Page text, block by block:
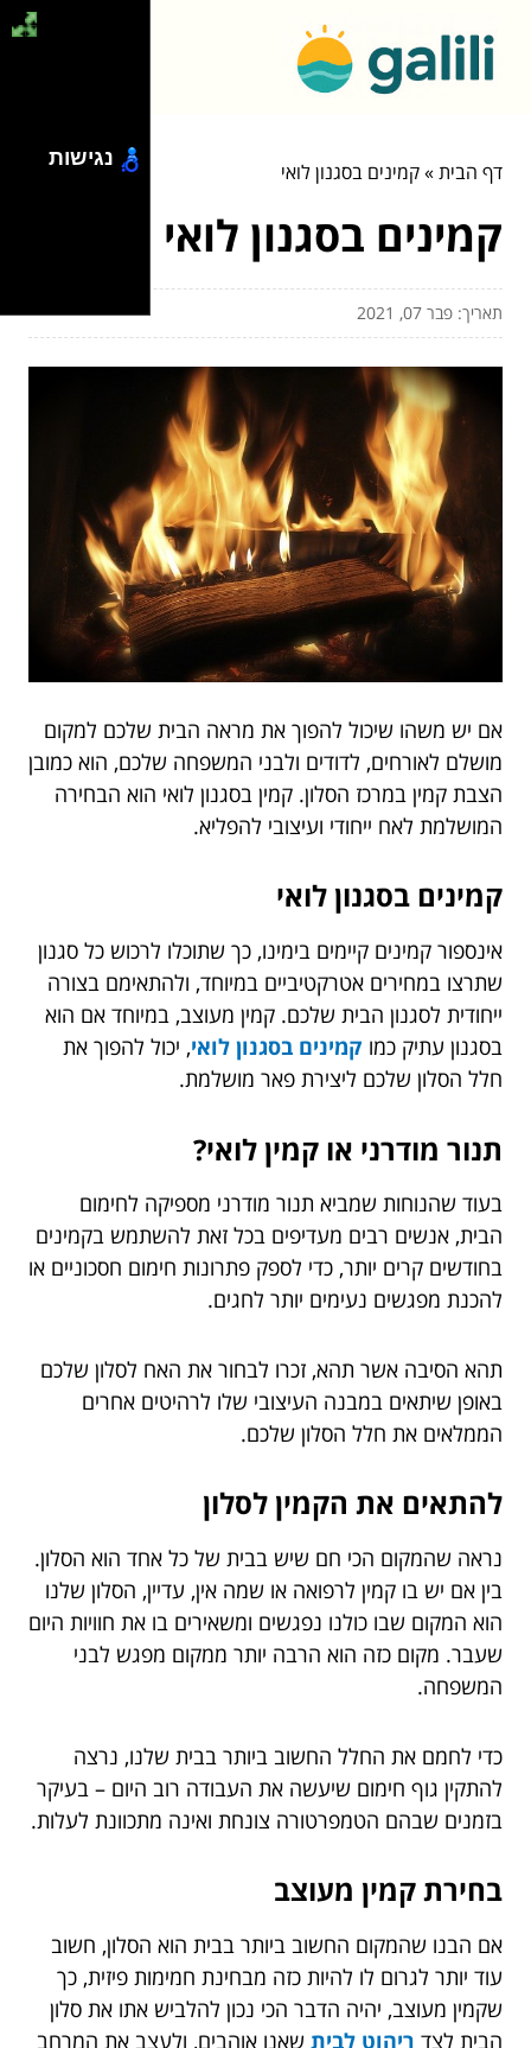
דף הבית»קמינים בסגנון לואי
קמינים בסגנון לואי
תאריך: פבר 07, 2021
אם יש משהו שיכול להפוך את מראה הבית שלכם למקום
מושלם לאורחים, לדודים ולבני המשפחה שלכם, הוא כמובן
הצבת קמין במרכז הסלון. קמין בסגנון לואי הוא הבחירה
המושלמת לאח ייחודי ועיצובי להפליא.
קמינים בסגנון לואי
אינספור קמינים קיימים בימינו, כך שתוכלו לרכוש כל סגנון
שתרצו במחירים אטרקטיביים במיוחד, ולהתאימם בצורה
ייחודית לסגנון הבית שלכם. קמין מעוצב, במיוחד אם הוא
בסגנון עתיק כמו קמינים בסגנון לואי, יכול להפוך את
חלל הסלון שלכם ליצירת פאר מושלמת.
תנור מודרני או קמין לואי?
בעוד שהנוחות שמביא תנור מודרני מספיקה לחימום
הבית, אנשים רבים מעדיפים בכל זאת להשתמש בקמינים
בחודשים קרים יותר, כדי לספק פתרונות חימום חסכוניים או
להכנת מפגשים נעימים יותר לחגים.
תהא הסיבה אשר תהא, זכרו לבחור את האח לסלון שלכם
באופן שיתאים במבנה העיצובי שלו לרהיטים אחרים
הממלאים את חלל הסלון שלכם.
להתאים את הקמין לסלון
נראה שהמקום הכי חם שיש בבית של כל אחד הוא הסלון.
בין אם יש בו קמין לרפואה או שמה אין, עדיין, הסלון שלנו
הוא המקום שבו כולנו נפגשים ומשאירים בו את חוויות היום
שעבר. מקום כזה הוא הרבה יותר ממקום מפגש לבני
המשפחה.
כדי לחמם את החלל החשוב ביותר בבית שלנו, נרצה
להתקין גוף חימום שיעשה את העבודה רוב היום – בעיקר
בזמנים שבהם הטמפרטורה צונחת ואינה מתכוונת לעלות.
בחירת קמין מעוצב
אם הבנו שהמקום החשוב ביותר בבית הוא הסלון, חשוב
עוד יותר לגרום לו להיות כזה מבחינת חמימות פיזית, כך
שקמין מעוצב, יהיה הדבר הכי נכון להלביש אתו את סלון
הבית לצד ריהוט לבית שאנו אוהבים, ולעצב את המרחב
נגישות